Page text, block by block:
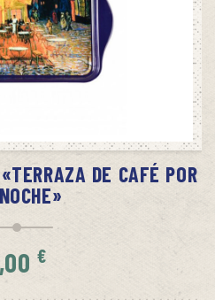
DE CAFÉ POR
€